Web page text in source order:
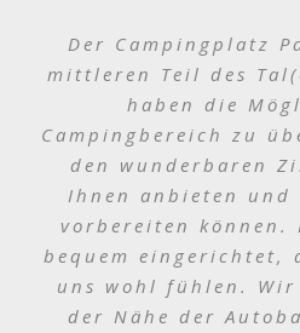
Deutsch
Der Campingplatz
mittleren Teil des
haben die
Campingbereich zu
den wunderbaren
Ihnen anbieten und
vorbereiten können.
bequem eingerichtet,
uns wohl fühlen.
der Nähe der